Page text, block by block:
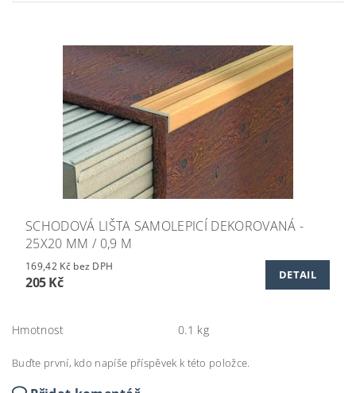
SCHODOVÁ LIŠTA SAMOLEPICÍ DEKOROVANÁ -
25X20 MM / 0,9 M
169,42 Kč bez DPH
205 Kč DETAIL
Hmotnost 0.1 kg
Buďte první, kdo napíše příspěvek k této položce.